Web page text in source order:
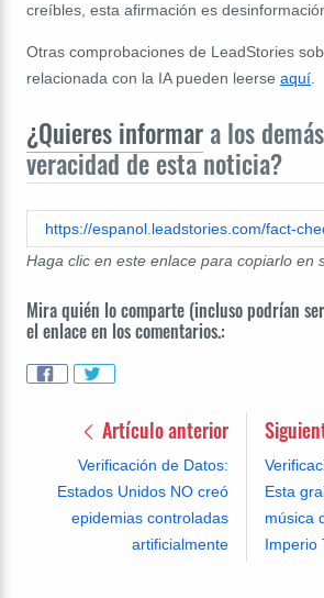
creíbles, esta afirmación es
Otras comprobaciones de LeadStories
relacionada con la IA pueden leerse aquí.
¿Quieres informar a los
veracidad de esta noticia?
Haga clic en este enlace para copiarlo en
Mira quién lo comparte (incluso podrían
el enlace en los comentarios.:
Artículo anterior
Verificación de Datos:
Estados Unidos NO creó
epidemias controladas
artificialmente
Esta
música
Imperio